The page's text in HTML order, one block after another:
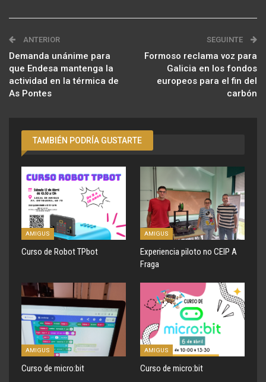
ANTERIOR
Demanda unánime para
que Endesa mantenga la
actividad en la térmica de
As Pontes
SEGUINTE
Formoso reclama voz para
Galicia en los fondos
europeos para el fin del
carbón
TAMBIÉN PODRÍA GUSTARTE
AMIGUS
Curso de Robot TPbot
AMIGUS
Experiencia piloto no CEIP A
Fraga
AMIGUS
Curso de micro:bit
AMIGUS
Curso de micro:bit